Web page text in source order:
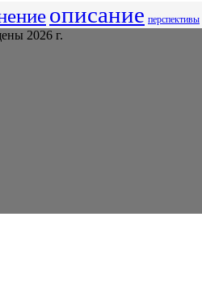
описание перспективы
2026 г.